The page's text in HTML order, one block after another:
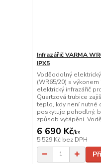
Infrazářič VARMA
IPX5
Voděodolný
(WR65/20) s
elektrický infrazářič
Quartzová trubice
teplo, kdy není nutné
poskytuje pohodlný,
způsob vytápění.
6 690 Kč/ks
5 529 Kč bez DPH